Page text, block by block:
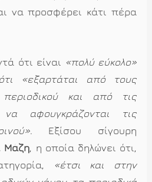
να προσφέρει κάτι πέρα
ότι είναι «πολύ εύκολο»
«εξαρτάται από τους
και από τις
αφουγκράζονται τις
. Εξίσου σίγουρη
Μάζη, η οποία δηλώνει ότι,
«έτσι και στην